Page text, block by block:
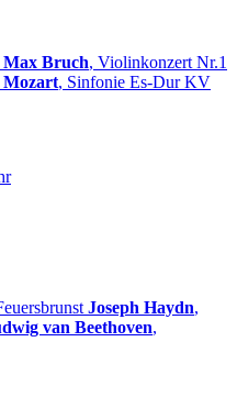
Max Bruch, Violinkonzert Nr.1
Mozart, Sinfonie Es-Dur KV
Joseph Haydn,
van Beethoven,